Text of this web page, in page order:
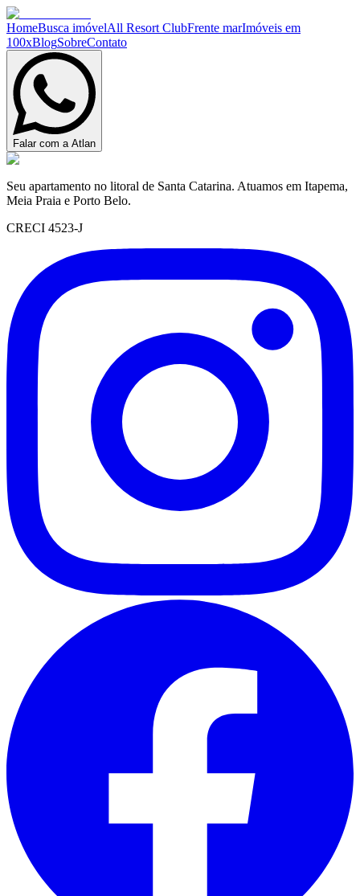
HomeBusca imóvelAll Resort ClubFrente marImóveis em
100xBlogSobreContato
Falar com a Atlan
Seu apartamento no litoral de Santa Catarina. Atuamos em Itapema,
Meia Praia e Porto Belo.
CRECI 4523-J